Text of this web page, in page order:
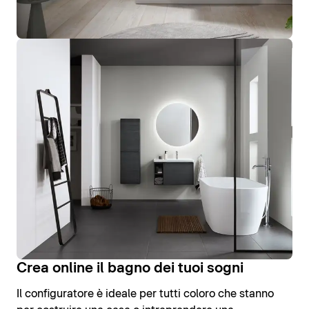
Crea online il bagno dei tuoi sogni
Il configuratore è ideale per tutti coloro che stanno